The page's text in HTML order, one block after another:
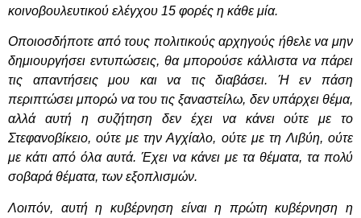
κοινοβουλευτικού ελέγχου 15 φορές η κάθε μία.
Οποιοσδήποτε από τους πολιτικούς αρχηγούς ήθελε να μην
δημιουργήσει εντυπώσεις, θα μπορούσε κάλλιστα να πάρει
τις απαντήσεις μου και να τις διαβάσει. Ή εν πάση
περιπτώσει μπορώ να του τις ξαναστείλω, δεν υπάρχει θέμα,
αλλά αυτή η συζήτηση δεν έχει να κάνει ούτε με το
Στεφανοβίκειο, ούτε με την Αγχίαλο, ούτε με τη Λιβύη, ούτε
με κάτι από όλα αυτά. Έχει να κάνει με τα θέματα, τα πολύ
σοβαρά θέματα, των εξοπλισμών.
Λοιπόν, αυτή η κυβέρνηση είναι η πρώτη κυβέρνηση η